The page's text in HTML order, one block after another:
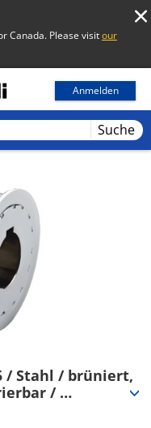
Canada. Please visitour
Anmelden
Suche
/ Stahl / brüniert,
/
(S3-